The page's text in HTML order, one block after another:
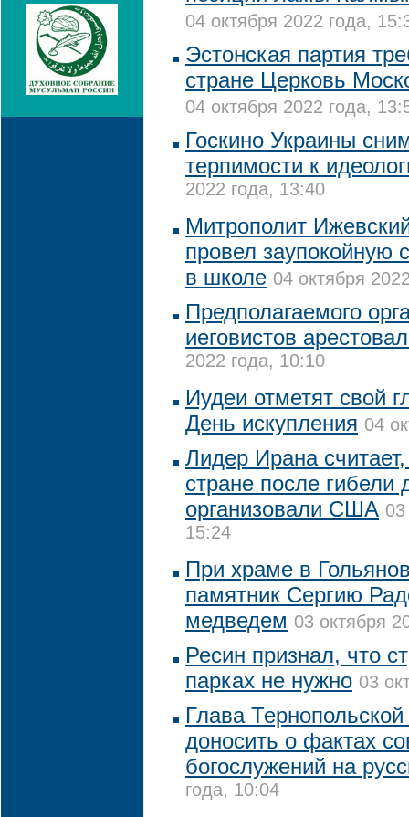
04 октября 2022 года,
Эстонская партия
стране Церковь
04 октября 2022 года,
Госкино Украины
терпимости к
2022 года, 13:40
Митрополит
провел заупокойную
в школе 04 октября
Предполагаемого
иеговистов
2022 года, 10:10
Иудеи отметят свой
День искупления 04
Лидер Ирана
стране после гибели
организовали США
15:24
При храме в
памятник Сергию
медведем 03 октября
Ресин признал, что
парках не нужно 03
Глава
доносить о фактах
богослужений на
года, 10:04